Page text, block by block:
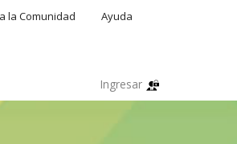
la Comunidad Ayuda